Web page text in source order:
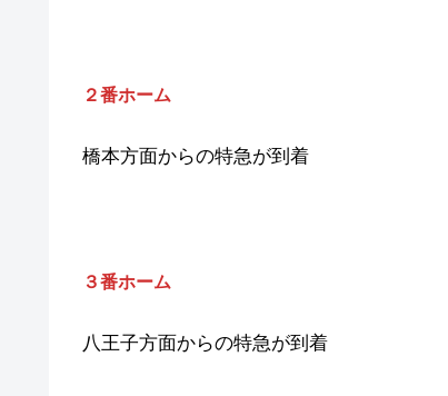
２番ホーム
橋本方面からの特急が到着
３番ホーム
八王子方面からの特急が到着